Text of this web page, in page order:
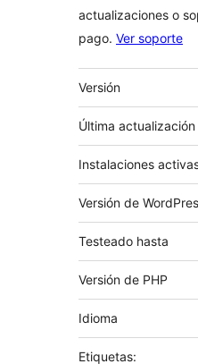
actualizaciones o
pago. Ver soporte
Meta
Versión
Última actualización
Instalaciones
Versión de
Testeado hasta
Versión de PHP
Idioma
Etiquetas: